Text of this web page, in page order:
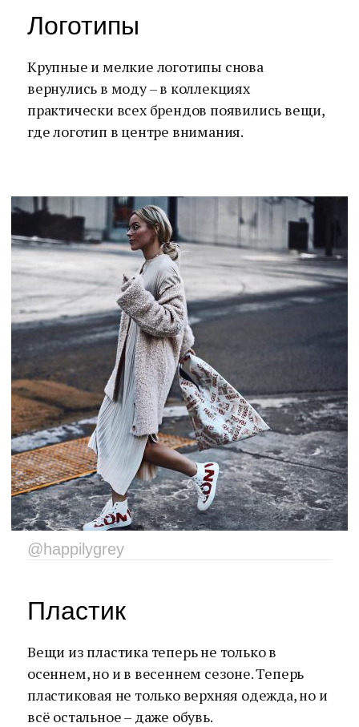
Логотипы
Крупные и мелкие логотипы снова
вернулись в моду – в коллекциях
практически всех брендов появились вещи,
где логотип в центре внимания.
@happilygrey
Пластик
Вещи из пластика теперь не только в
осеннем, но и в весеннем сезоне. Теперь
пластиковая не только верхняя одежда, но и
всё остальное – даже обувь.